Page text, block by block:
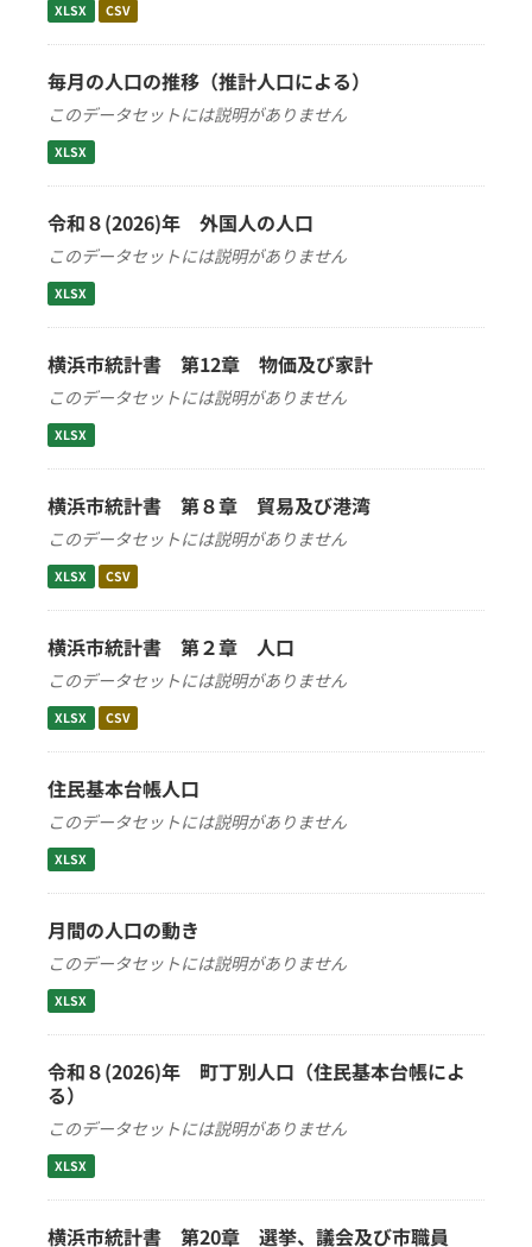
XLSX CSV
毎月の人口の推移（推計人口による）
このデータセットには説明がありません
XLSX
令和８(2026)年 外国人の人口
このデータセットには説明がありません
XLSX
横浜市統計書 第12章 物価及び家計
このデータセットには説明がありません
XLSX
横浜市統計書 第８章 貿易及び港湾
このデータセットには説明がありません
XLSX CSV
横浜市統計書 第２章 人口
このデータセットには説明がありません
XLSX CSV
住民基本台帳人口
このデータセットには説明がありません
XLSX
月間の人口の動き
このデータセットには説明がありません
XLSX
令和８(2026)年 町丁別人口（住民基本台帳によ
る）
このデータセットには説明がありません
XLSX
横浜市統計書 第20章 選挙、議会及び市職員